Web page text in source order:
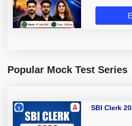
Popular Mock Test Series
SBI Clerk